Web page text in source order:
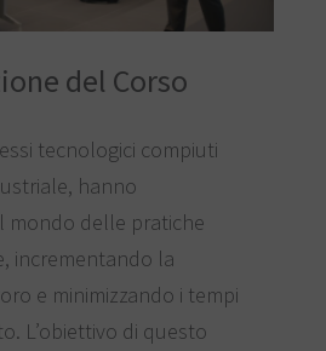
del Corso
tecnologici compiuti
hanno
mondo delle pratiche
incrementando la
e minimizzando i tempi
L’obiettivo di questo